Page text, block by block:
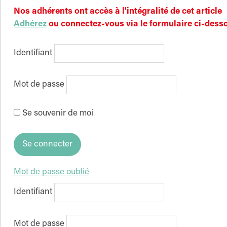
Nos adhérents ont accès à l'intégralité de cet article
Adhérezou connectez-vous via le formulaire ci-
Identifiant
Mot de passe
Se souvenir de moi
Mot de passe oublié
Identifiant
Mot de passe